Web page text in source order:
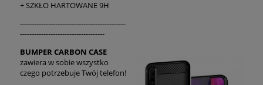
+ SZKŁO HARTOWANE 9H
---------------------------------------------
------------------------------------
BUMPER CARBON CASE
zawiera w sobie wszystko
czego potrzebuje Twój telefon!